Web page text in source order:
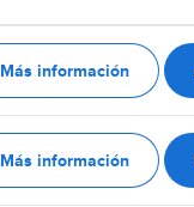
Más información
Más información